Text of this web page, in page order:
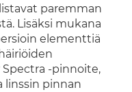
paremman
Lisäksi mukana
elementtiä
-pinnoite,
linssin pinnan